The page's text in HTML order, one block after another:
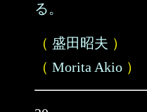
る。
（ 盛田昭夫 ）
（ Morita Akio ）